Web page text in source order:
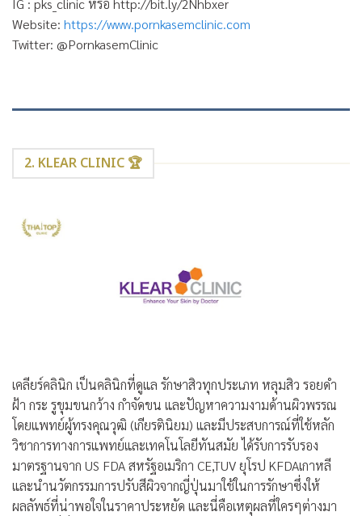
IG : pks_clinic หรือ http://bit.ly/2Nhbxer
Website: https://www.pornkasemclinic.com
Twitter: @PornkasemClinic
2. KLEAR CLINIC 🏆
เคลียร์คลินิก เป็นคลินิกที่ดูแล รักษาสิวทุกประเภท หลุมสิว รอยดำ
ฝ้า กระ รูขุมขนกว้าง กำจัดขน และปัญหาความงามด้านผิวพรรณ
โดยแพทย์ผู้ทรงคุณวุฒิ (เกียรตินิยม) และมีประสบการณ์ที่ใช้หลัก
วิชาการทางการแพทย์และเทคโนโลยีทันสมัย ได้รับการรับรอง
มาตรฐานจาก US FDA สหรัฐอเมริกา CE,TUV ยุโรป KFDAเกาหลี
และนำนวัตกรรมการปรับสีผิวจากญี่ปุ่นมาใช้ในการรักษาซึ่งให้
ผลลัพธ์ที่น่าพอใจในราคาประหยัด และนี่คือเหตุผลที่ใครๆต่างมา